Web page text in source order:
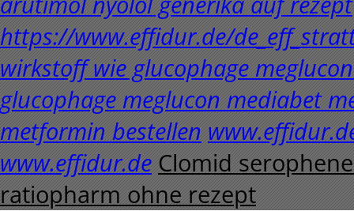
https://www.effidur.de/
wirkstoff wie glucophage
glucophage meglucon mediabet
metformin bestellen
www.effidur.de Clomid
ratiopharm ohne rezept